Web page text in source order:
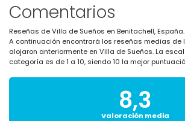
Comentarios
Reseñas de Villa de Sueños en Benitachell, España.
A continuación encontrará los reseñas medias de
alojaron anteriormente en Villa de Sueños. La
categoría es de 1 a 10, siendo 10 la mejor
8,3
Valoración media